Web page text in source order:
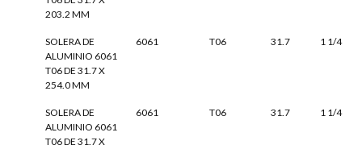
203.2 MM
SOLERA DE
ALUMINIO 6061
T06 DE 31.7 X
254.0 MM
6061 T06 31.7 1 1/4
SOLERA DE
ALUMINIO 6061
T06 DE 31.7 X
6061 T06 31.7 1 1/4